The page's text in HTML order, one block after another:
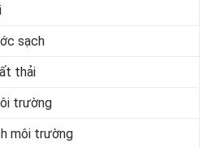
sạch
thải
trường
môi trường